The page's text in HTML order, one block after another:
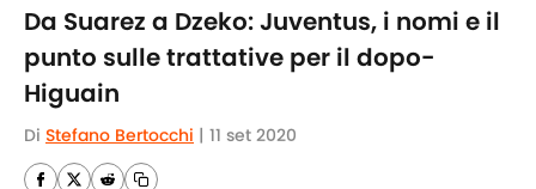
Da Suarez a Dzeko: Juventus, i nomi e il
punto sulle trattative per il dopo-
Higuain
Di Stefano Bertocchi | 11 set 2020